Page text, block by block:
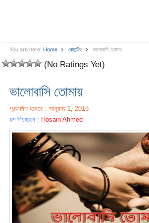
You are here: Home রোমান্টিক ভালোবাসি তোমায়
(No Ratings Yet)
ভালোবাসি তোমায়
প্রকাশিত হয়েছে : জানুয়ারি 1, 2018
গল্প লিখেছেন : Hosain Ahmed